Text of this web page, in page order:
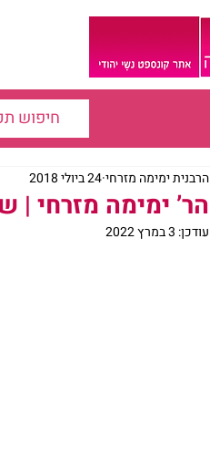
הר’ ימימה מזרחי |
הרבנית ימימה מזרחי24 ביולי 2018
עודכן: 3 במרץ 2022